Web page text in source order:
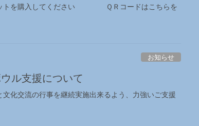
ットを購入してください ＱＲコードはこちらを
お知らせ
ル支援について
化交流の行事を継続実施出来るよう、力強いご支援